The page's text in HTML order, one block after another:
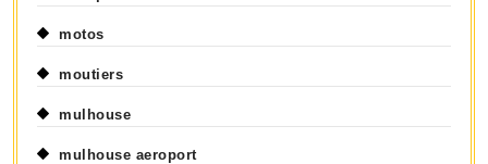
motos
moutiers
mulhouse
mulhouse aeroport